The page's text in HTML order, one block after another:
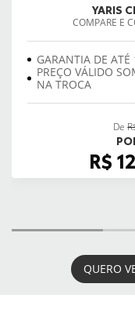
YARIS
COMPARE E
GARANTIA DE
PREÇO VÁLIDO
NA TROCA
De
R$
QUERO